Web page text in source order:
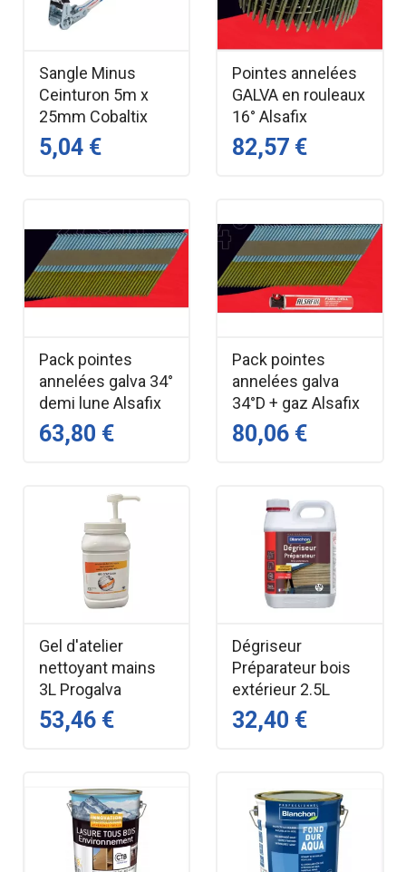
Sangle Minus
Ceinturon 5m x
25mm Cobaltix
5,04 €
Pointes annelées
GALVA en rouleaux
16° Alsafix
82,57 €
Pack pointes
annelées galva 34°
demi lune Alsafix
63,80 €
Pack pointes
annelées galva
34°D + gaz Alsafix
80,06 €
Gel d'atelier
nettoyant mains
3L Progalva
53,46 €
Dégriseur
Préparateur bois
extérieur 2.5L
32,40 €